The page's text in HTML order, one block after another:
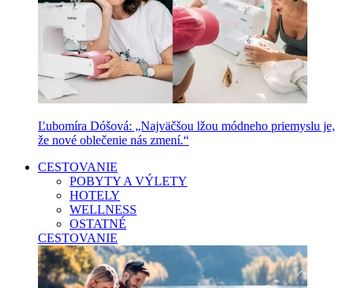
Ľubomíra Dóšová: „Najväčšou lžou módneho priemyslu je,
že nové oblečenie nás zmení.“
CESTOVANIE
POBYTY A VÝLETY
HOTELY
WELLNESS
OSTATNÉ
CESTOVANIE